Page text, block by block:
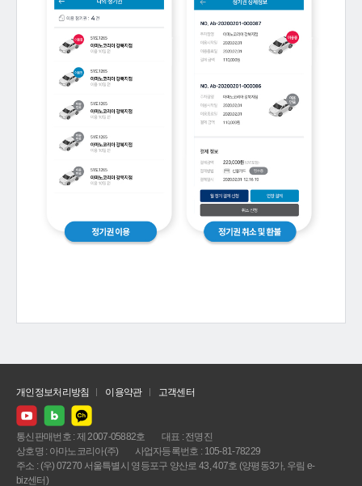
개인정보처리방침 이용약관 고객센터
통신판매번호 : 제 2007-05882호
대표 : 전명진
상호명 : 아마노코리아(주)
사업자등록번호 : 105-81-78229
주소 : (우) 07270 서울특별시 영등포구 양산로 43, 407호 (양평동3가, 우림 e-
biz센터)